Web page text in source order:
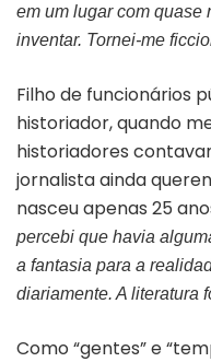
em um lugar com quase
inventar. Tornei-me
Filho de funcionários
historiador, quando
historiadores
jornalista ainda
nasceu apenas 25
percebi que havia
a fantasia para a
diariamente. A literatura
Como “gentes” e